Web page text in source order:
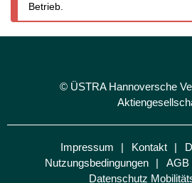
Betrieb.
© ÜSTRA Hannoversche
Impressum Kontakt
Nutzungsbedingungen
AGB
Datenschutz